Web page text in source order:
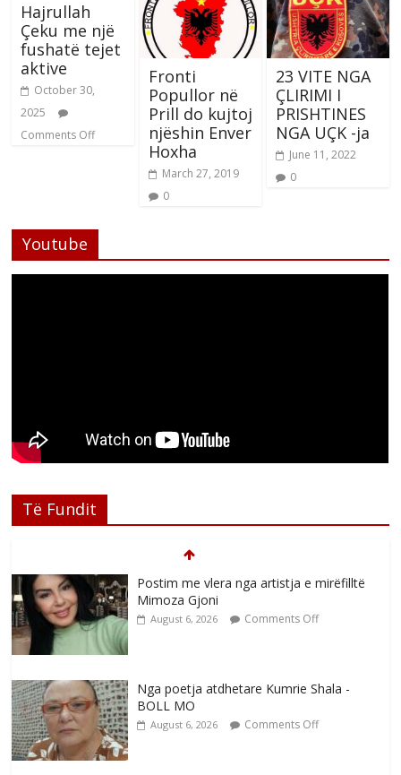
Hajrullah
Çeku me një
fushatë tejet
aktive
October 30,
2025
Comments Off
Fronti
Popullor në
Prill do kujtoj
njëshin Enver
Hoxha
March 27, 2019
0
23 VITE NGA
ÇLIRIMI I
PRISHTINES
NGA UÇK -ja
June 11, 2022
0
Youtube
Të Fundit
Postim me vlera nga artistja e mirëfilltë
Mimoza Gjoni
August 6, 2026 Comments Off
Nga poetja atdhetare Kumrie Shala -
BOLL MO
August 6, 2026 Comments Off